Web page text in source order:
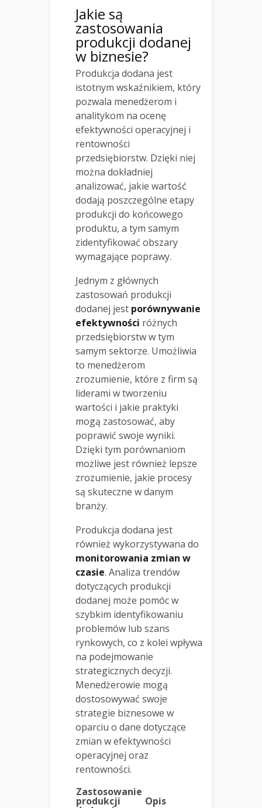
Jakie są
zastosowania
produkcji dodanej
w biznesie?
Produkcja dodana jest
istotnym wskaźnikiem, który
pozwala menedżerom i
analitykom na ocenę
efektywności operacyjnej i
rentowności
przedsiębiorstw. Dzięki niej
można dokładniej
analizować, jakie wartość
dodają poszczególne etapy
produkcji do końcowego
produktu, a tym samym
zidentyfikować obszary
wymagające poprawy.
Jednym z głównych
zastosowań produkcji
dodanej jest porównywanie
efektywności różnych
przedsiębiorstw w tym
samym sektorze. Umożliwia
to menedżerom
zrozumienie, które z firm są
liderami w tworzeniu
wartości i jakie praktyki
mogą zastosować, aby
poprawić swoje wyniki.
Dzięki tym porównaniom
możliwe jest również lepsze
zrozumienie, jakie procesy
są skuteczne w danym
branży.
Produkcja dodana jest
również wykorzystywana do
monitorowania zmian w
czasie. Analiza trendów
dotyczących produkcji
dodanej może pomóc w
szybkim identyfikowaniu
problemów lub szans
rynkowych, co z kolei wpływa
na podejmowanie
strategicznych decyzji.
Menedżerowie mogą
dostosowywać swoje
strategie biznesowe w
oparciu o dane dotyczące
zmian w efektywności
operacyjnej oraz
rentowności.
Zastosowanie
produkcji Opis